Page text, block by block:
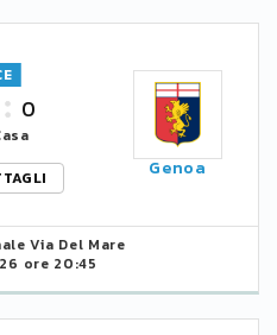
0
Genoa
Via Del Mare
ore 20:45